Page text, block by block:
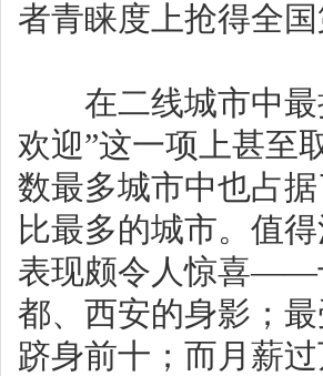
者青睐度上抢得全国
在二线城市中最
欢迎”这一项上甚至
数最多城市中也占
比最多的城市。值
表现颇令人惊喜——
都、西安的身影；
跻身前十；而月薪